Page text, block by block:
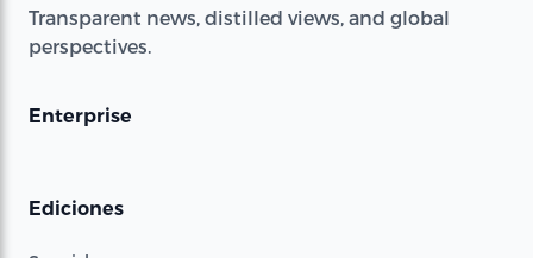
Transparent news, distilled views, and global
perspectives.
Enterprise
Ediciones